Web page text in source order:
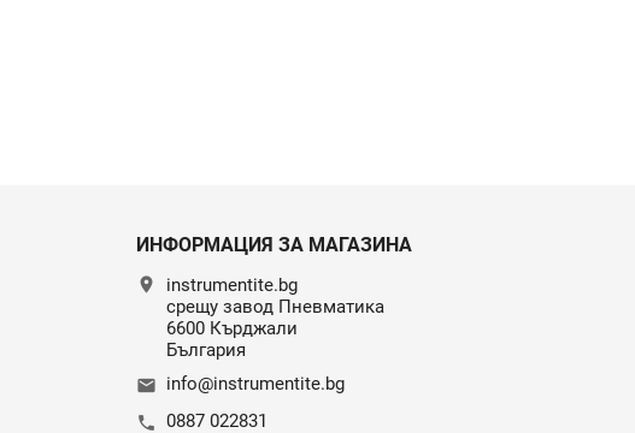
ИНФОРМАЦИЯ ЗА МАГАЗИНА
location_on
instrumentite.bg
срещу завод Пневматика
6600 Кърджали
България
email info@instrumentite.bg
call 0887 022831